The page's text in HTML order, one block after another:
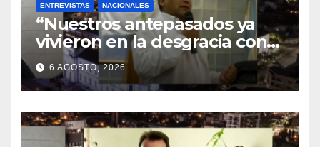
ENTREVISTAS NACIONALES
“Nuestros antepasados ya
vivieron en la desgracia con
la Forestal algo que quizás se
repita”
6 AGOSTO, 2026